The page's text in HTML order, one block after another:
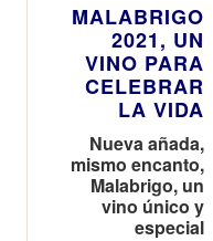
MALABRIGO
2021, UN
VINO PARA
CELEBRAR
LA VIDA
Nueva añada,
mismo encanto,
Malabrigo, un
vino único y
especial